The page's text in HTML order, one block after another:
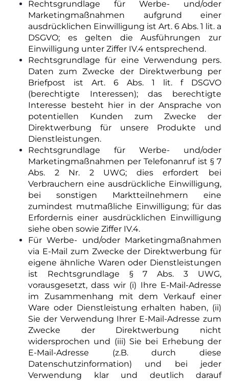
Rechtsgrundlage für Werbe- und/oder
Marketingmaßnahmen aufgrund einer
ausdrücklichen Einwilligung ist Art. 6 Abs. 1 lit. a
DSGVO; es gelten die Ausführungen zur
Einwilligung unter Ziffer IV.4 entsprechend.
Rechtsgrundlage für eine Verwendung pers.
Daten zum Zwecke der Direktwerbung per
Briefpost ist Art. 6 Abs. 1 lit. f DSGVO
(berechtigte Interessen); das berechtigte
Interesse besteht hier in der Ansprache von
potentiellen Kunden zum Zwecke der
Direktwerbung für unsere Produkte und
Dienstleistungen.
Rechtsgrundlage für Werbe- und/oder
Marketingmaßnahmen per Telefonanruf ist § 7
Abs. 2 Nr. 2 UWG; dies erfordert bei
Verbrauchern eine ausdrückliche Einwilligung,
bei sonstigen Marktteilnehmern eine
zumindest mutmaßliche Einwilligung; für das
Erfordernis einer ausdrücklichen Einwilligung
siehe oben sowie Ziffer IV.4.
Für Werbe- und/oder Marketingmaßnahmen
via E-Mail zum Zwecke der Direktwerbung für
eigene ähnliche Waren oder Dienstleistungen
ist Rechtsgrundlage § 7 Abs. 3 UWG,
vorausgesetzt, dass wir (i) Ihre E-Mail-Adresse
im Zusammenhang mit dem Verkauf einer
Ware oder Dienstleistung erhalten haben, (ii)
Sie der Verwendung Ihrer E-Mail-Adresse zum
Zwecke der Direktwerbung nicht
widersprochen und (iii) Sie bei Erhebung der
E-Mail-Adresse (z.B. durch diese
Datenschutzinformation) und bei jeder
Verwendung klar und deutlich darauf